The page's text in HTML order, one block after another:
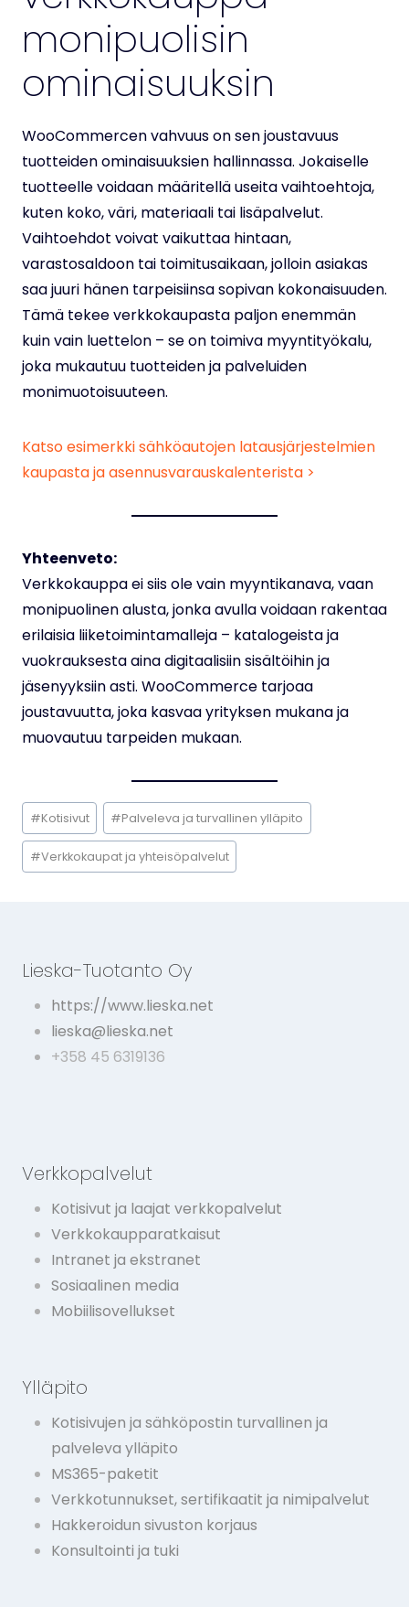
monipuolisin
ominaisuuksin
WooCommercen vahvuus on sen joustavuus
tuotteiden ominaisuuksien hallinnassa. Jokaiselle
tuotteelle voidaan määritellä useita vaihtoehtoja,
kuten koko, väri, materiaali tai lisäpalvelut.
Vaihtoehdot voivat vaikuttaa hintaan,
varastosaldoon tai toimitusaikaan, jolloin asiakas
saa juuri hänen tarpeisiinsa sopivan kokonaisuuden.
Tämä tekee verkkokaupasta paljon enemmän
kuin vain luettelon – se on toimiva myyntityökalu,
joka mukautuu tuotteiden ja palveluiden
monimuotoisuuteen.
Katso esimerkki sähköautojen latausjärjestelmien
kaupasta ja asennusvarauskalenterista >
Yhteenveto:
Verkkokauppa ei siis ole vain myyntikanava, vaan
monipuolinen alusta, jonka avulla voidaan rakentaa
erilaisia liiketoimintamalleja – katalogeista ja
vuokrauksesta aina digitaalisiin sisältöihin ja
jäsenyyksiin asti. WooCommerce tarjoaa
joustavuutta, joka kasvaa yrityksen mukana ja
muovautuu tarpeiden mukaan.
Avainsanat:
#Kotisivut #Palveleva ja turvallinen ylläpito
#Verkkokaupat ja yhteisöpalvelut
Lieska-Tuotanto Oy
https://www.lieska.net
lieska@lieska.net
+358 45 6319136
Verkkopalvelut
Kotisivut ja laajat verkkopalvelut
Verkkokaupparatkaisut
Intranet ja ekstranet
Sosiaalinen media
Mobiilisovellukset
Ylläpito
Kotisivujen ja sähköpostin turvallinen ja
palveleva ylläpito
MS365-paketit
Verkkotunnukset, sertifikaatit ja nimipalvelut
Hakkeroidun sivuston korjaus
Konsultointi ja tuki